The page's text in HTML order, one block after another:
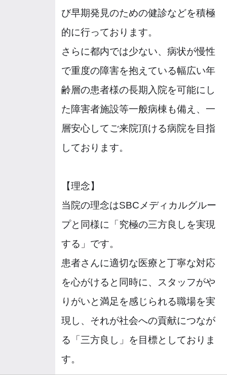
び早期発見のための健診などを積極
的に行っております。
さらに都内では少ない、病状が慢性
で重度の障害を抱えている幅広い年
齢層の患者様の長期入院を可能にし
た障害者施設等一般病棟も備え、一
層安心してご来院頂ける病院を目指
しております。
【理念】
当院の理念はSBCメディカルグルー
プと同様に「究極の三方良しを実現
する」です。
患者さんに適切な医療と丁寧な対応
を心がけると同時に、スタッフがや
りがいと満足を感じられる職場を実
現し、それが社会への貢献につなが
る「三方良し」を目標としておりま
す。